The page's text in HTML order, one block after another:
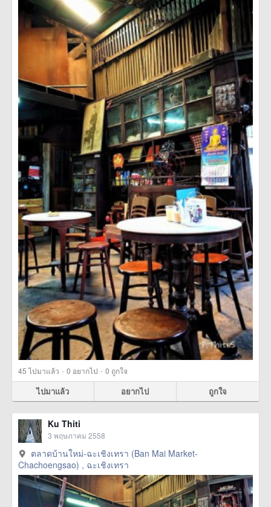
45ไปมาแล้ว · 0 อยากไป · 0 ถูกใจ
ไปมาแล้ว อยากไป ถูกใจ
Ku Thiti
3 พฤษภาคม 2558
ตลาดบ้านใหม่-ฉะเชิงเทรา (Ban Mai Market-
Chachoengsao) , ฉะเชิงเทรา